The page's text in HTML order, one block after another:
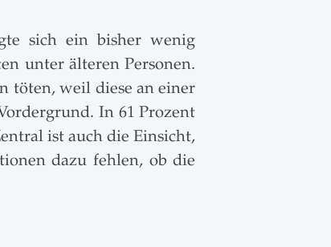
sich ein bisher wenig
unter älteren Personen.
töten, weil diese an einer
In 61 Prozent
ist auch die Einsicht,
dazu fehlen, ob die